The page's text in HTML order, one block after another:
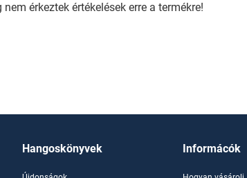
nem érkeztek értékelések erre a termékre!
Hangoskönyvek Informácók